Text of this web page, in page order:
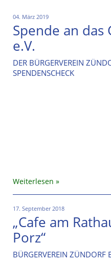
04. März 2019
Spende an das
e.V.
DER BÜRGERVEREIN
SPENDENSCHECK
Weiterlesen
17. September 2018
„Cafe am
Porz“
BÜRGERVEREIN ZÜNDORF